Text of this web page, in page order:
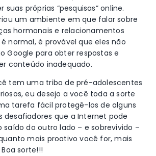
próprias “pesquisas” online.
um ambiente em que falar sobre
hormonais e relacionamentos
normal, é provável que eles não
Google para obter respostas e
conteúdo inadequado.
tem uma tribo de pré-adolescentes
eu desejo a você toda a sorte
tarefa fácil protegê-los de alguns
desafiadores que a Internet pode
saído do outro lado – e sobrevivido –
mais proativo você for, mais
Boa sorte!!!